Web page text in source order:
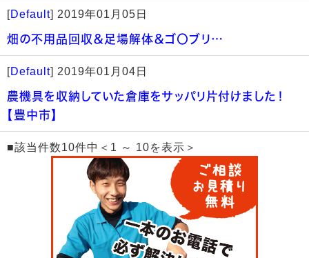
[Default] 2019年01月05日
畑の不用品回収＆足場解体＆ゴ〇ブリ…
[Default] 2019年01月04日
農機具を収納していた倉庫をサッパリ片付けました！
【豊中市】
■該当件数10件中＜1 ～ 10を表示＞